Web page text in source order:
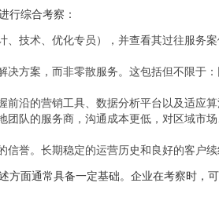
行综合考察：
、技术、优化专员），并查看其过往服
决方案，而非零散服务。这包括但不限于
沿的营销工具、数据分析平台以及适应算
团队的服务商，沟通成本更低，对区域市
誉。长期稳定的运营历史和良好的客户续
方面通常具备一定基础。企业在考察时，